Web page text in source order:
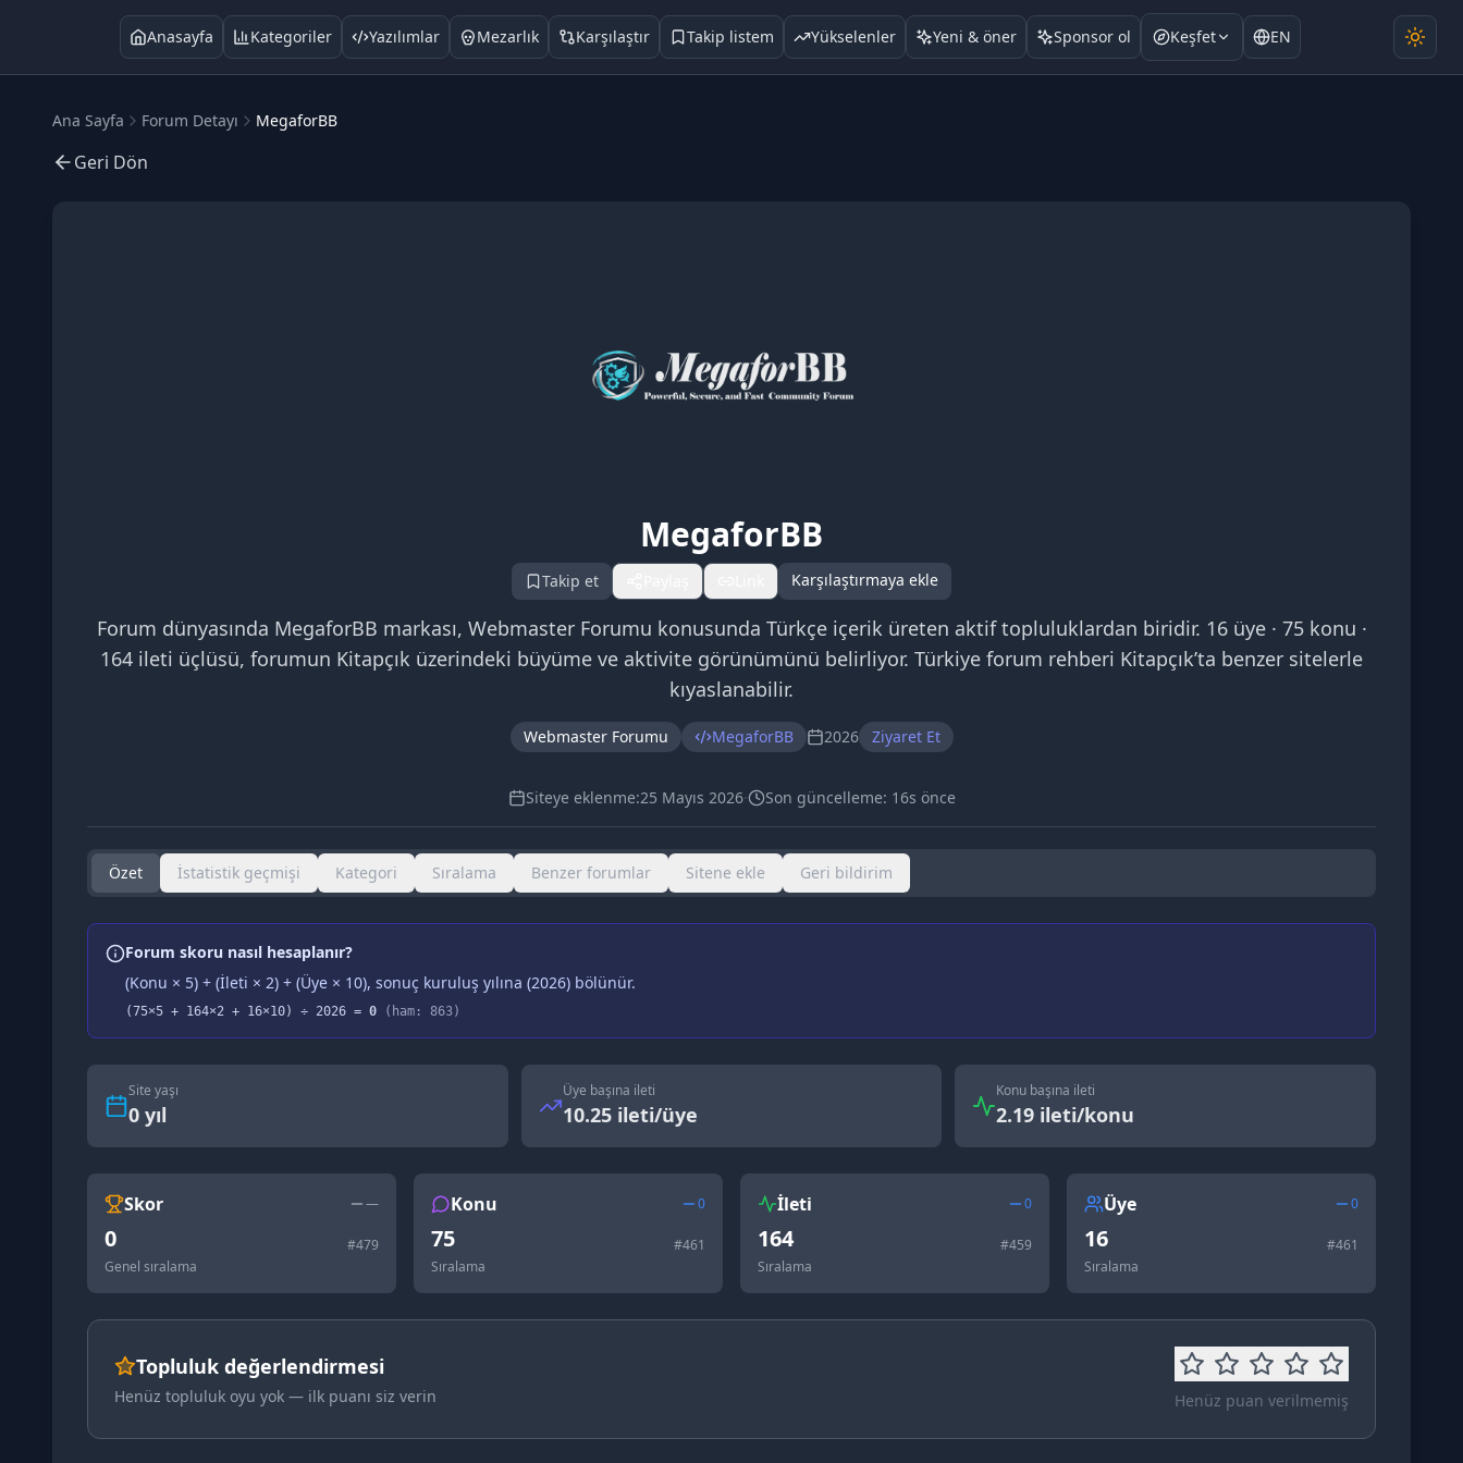
Anasayfa Kategoriler Yazılımlar Mezarlık Karşılaştır Takip listem Yükselenler Yeni & öner Sponsor ol Keşfet EN
Ana Sayfa Forum Detayı MegaforBB
Geri Dön
MegaforBB
Takip et Karşılaştırmaya ekle
Forum dünyasında MegaforBB markası, Webmaster Forumu konusunda Türkçe içerik üreten aktif topluluklardan biridir. 16 üye · 75 konu ·
164 ileti üçlüsü, forumun Kitapçık üzerindeki büyüme ve aktivite görünümünü belirliyor. Türkiye forum rehberi Kitapçık’ta benzer sitelerle
kıyaslanabilir.
Webmaster Forumu MegaforBB 2026 Ziyaret Et
Siteye eklenme:25 Mayıs 2026· Son güncelleme: 16s önce
Özet İstatistik geçmişi Kategori Sıralama Benzer forumlar Sitene ekle Geri bildirim
Forum skoru nasıl hesaplanır?
(Konu × 5) + (İleti × 2) + (Üye × 10), sonuç kuruluş yılına (2026) bölünür.
(75×5 + 164×2 + 16×10) ÷ 2026 = 0 (ham: 863)
Site yaşı
0 yıl
Üye başına ileti
10.25 ileti/üye
Konu başına ileti
2.19 ileti/konu
Skor —
0 #479
Genel sıralama
Konu 0
75 #461
Sıralama
İleti 0
164 #459
Sıralama
Üye 0
16 #461
Sıralama
Topluluk değerlendirmesi
Henüz topluluk oyu yok — ilk puanı siz verin Henüz puan verilmemiş